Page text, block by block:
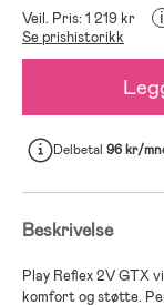
Veil. Pris: 1 219 kr i
Se prishistorikk
Delbetal 96 kr/
Beskrivelse
Play Reflex 2V GTX
komfort og støtte.